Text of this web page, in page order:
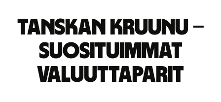
Tanskan kruunu –
suosituimmat
valuuttaparit